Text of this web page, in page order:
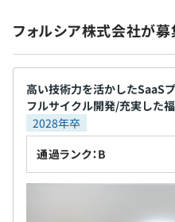
フォルシア株式会社が
高い技術力を活かしたSaaS
フルサイクル開発/充実した
2028年卒
通過ランク：B